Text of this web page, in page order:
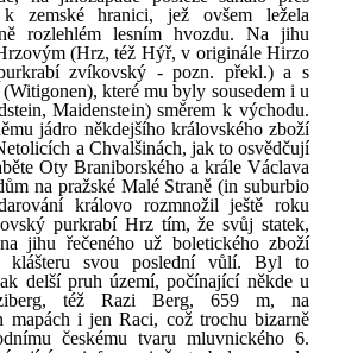
zemské hranici, jež ovšem ležela
rozlehlém lesním hvozdu. Na jihu
(Hrz, též Hýř, v originále Hirzo
zvíkovský - pozn. překl.) a s
které mu byly sousedem i u
Maidenstein) směrem k východu.
jádro někdejšího královského zboží
a Chvalšinách, jak to osvědčují
Oty Braniborského a krále Václava
na pražské Malé Straně (in suburbio
královo rozmnožil ještě roku
purkrabí Hrz tím, že svůj statek,
jihu řečeného už boletického zboží
klášteru svou poslední vůlí. Byl to
delší pruh území, počínající někde u
též Razi Berg, 659 m, na
mapách i jen Raci, což trochu bizarně
českému tvaru mluvnického 6.